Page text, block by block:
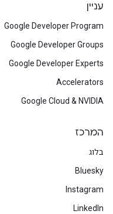
עניין
Google Developer Program
Google Developer Groups
Google Developer Experts
Accelerators
Google Cloud & NVIDIA
המרכז
בלוג
Bluesky
Instagram
LinkedIn